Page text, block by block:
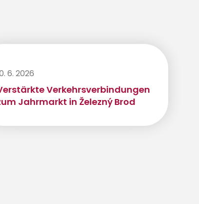
6. 2026
Verkehrsverbindungen
Jahrmarkt in Železný Brod